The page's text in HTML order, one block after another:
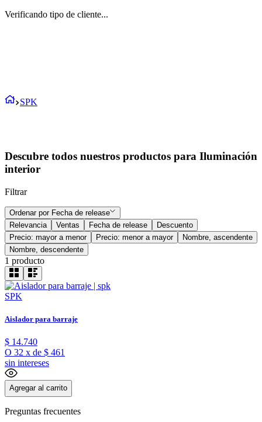
Verificando tipo de cliente...
SPK
Descubre todos nuestros productos para Iluminación
interior
Filtrar
Ordenar por Fecha de release
Relevancia
Ventas Fecha de release
Descuento
Precio: mayor a menor
Precio: menor a mayor
Nombre, ascendente
Nombre, descendente
1 producto
SPK
Aislador para barraje
$ 14.740
O 32 x de $ 461
sin intereses
Agregar al carrito
Preguntas frecuentes